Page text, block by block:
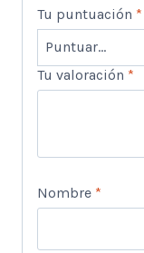
Tu puntuación *
Tu valoración *
Nombre *